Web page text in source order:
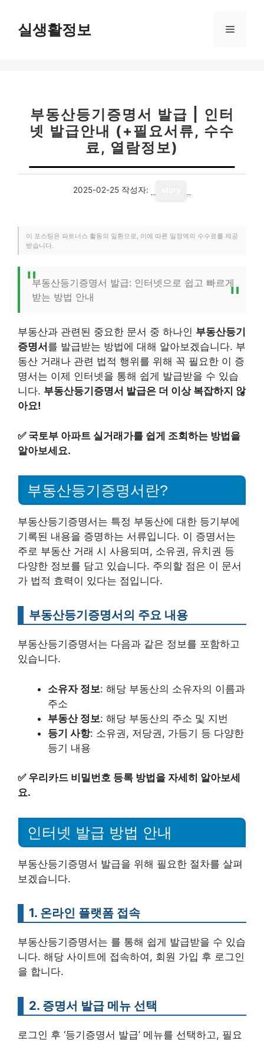
실생활정보 메
부동산등기증명서 발급 | 인터
넷 발급안내 (+필요서류, 수수
료, 열람정보)
2025-02-25 작성자:
이 포스팅은 파트너스 활동의 일환으로, 이에 따른 일정액의 수수료를 제공
받습니다.
부동산등기증명서 발급: 인터넷으로 쉽고 빠르게
받는 방법 안내
부동산과 관련된 중요한 문서 중 하나인 부동산등기
증명서 를 발급받는 방법에 대해 알아보겠습니다. 부
동산 거래나 관련 법적 행위를 위해 꼭 필요한 이 증
명서는 이제 인터넷을 통해 쉽게 발급받을 수 있습
니다. 부동산등기증명서 발급은 더 이상 복잡하지 않
아요!
✅ 국토부 아파트 실거래가를 쉽게 조회하는 방법을
알아보세요.
부동산등기증명서란?
부동산등기증명서는 특정 부동산에 대한 등기부에
기록된 내용을 증명하는 서류입니다. 이 증명서는
주로 부동산 거래 시 사용되며, 소유권, 유치권 등
다양한 정보를 담고 있습니다. 주의할 점은 이 문서
가 법적 효력이 있다는 점입니다.
부동산등기증명서의 주요 내용
부동산등기증명서는 다음과 같은 정보를 포함하고
있습니다.
소유자 정보: 해당 부동산의 소유자의 이름과
주소
부동산 정보: 해당 부동산의 주소 및 지번
등기 사항: 소유권, 저당권, 가등기 등 다양한
등기 내용
✅ 우리카드 비밀번호 등록 방법을 자세히 알아보세
요.
인터넷 발급 방법 안내
부동산등기증명서 발급을 위해 필요한 절차를 살펴
보겠습니다.
1. 온라인 플랫폼 접속
부동산등기증명서는 를 통해 쉽게 발급받을 수 있습
니다. 해당 사이트에 접속하여, 회원 가입 후 로그인
을 합니다.
2. 증명서 발급 메뉴 선택
로그인 후 ‘등기증명서 발급’ 메뉴를 선택하고, 필요